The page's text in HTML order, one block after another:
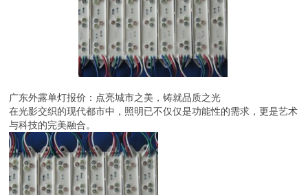
广东外露单灯报价：点亮城市之美，铸就品质之光
在光影交织的现代都市中，照明已不仅仅是功能性的需求，更是艺术
与科技的完美融合。